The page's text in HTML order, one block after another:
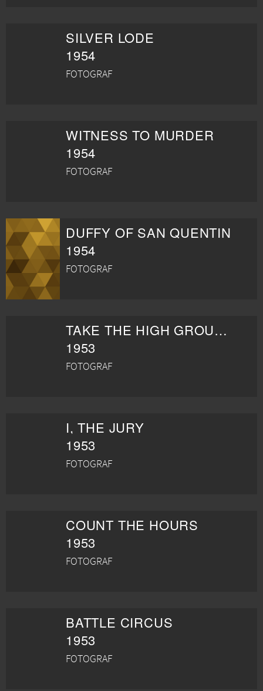
SILVER LODE
1954
FOTOGRAF
WITNESS TO MURDER
1954
FOTOGRAF
DUFFY OF SAN QUENTIN
1954
FOTOGRAF
TAKE THE HIGH GROUND!
1953
FOTOGRAF
I, THE JURY
1953
FOTOGRAF
COUNT THE HOURS
1953
FOTOGRAF
BATTLE CIRCUS
1953
FOTOGRAF